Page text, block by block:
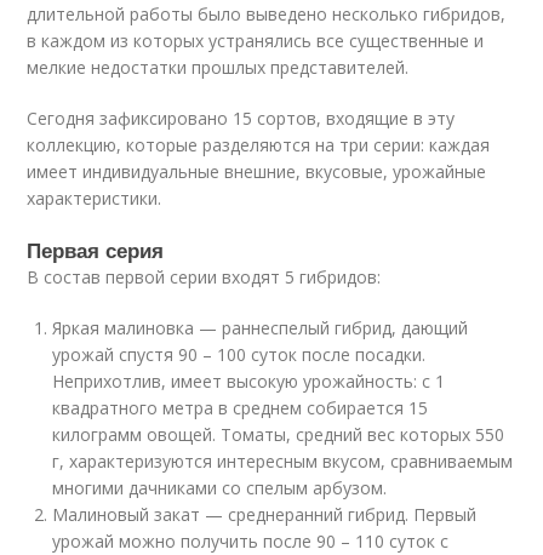
длительной работы было выведено несколько гибридов,
в каждом из которых устранялись все существенные и
мелкие недостатки прошлых представителей.
Сегодня зафиксировано 15 сортов, входящие в эту
коллекцию, которые разделяются на три серии: каждая
имеет индивидуальные внешние, вкусовые, урожайные
характеристики.
Первая серия
В состав первой серии входят 5 гибридов:
Яркая малиновка — раннеспелый гибрид, дающий
урожай спустя 90 – 100 суток после посадки.
Неприхотлив, имеет высокую урожайность: с 1
квадратного метра в среднем собирается 15
килограмм овощей. Томаты, средний вес которых 550
г, характеризуются интересным вкусом, сравниваемым
многими дачниками со спелым арбузом.
Малиновый закат — среднеранний гибрид. Первый
урожай можно получить после 90 – 110 суток с